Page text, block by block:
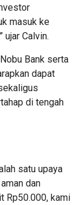
masuk ke
Calvin.
Bank serta
dapat
di tengah
satu upaya
dan
Rp50.000, kami